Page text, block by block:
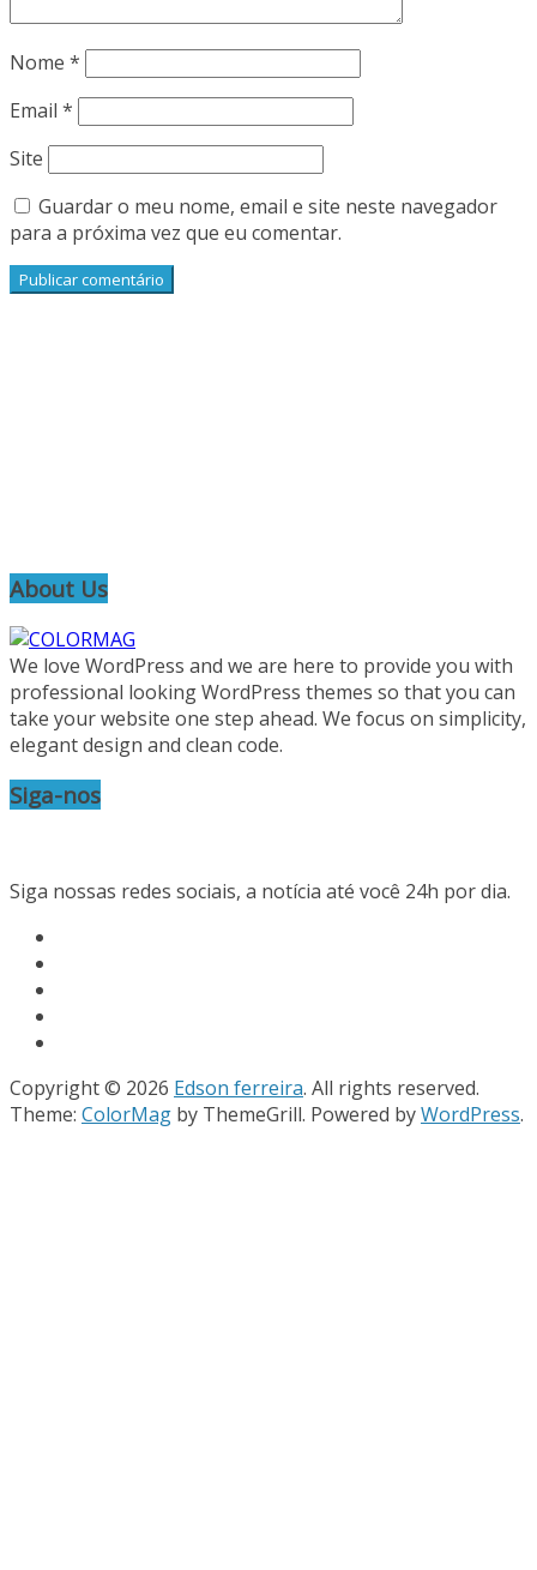
Nome *
Email *
Site
Guardar o meu nome, email e site neste navegador
para a próxima vez que eu comentar.
About Us
We love WordPress and we are here to provide you with
professional looking WordPress themes so that you can
take your website one step ahead. We focus on simplicity,
elegant design and clean code.
Siga-nos
Siga nossas redes sociais, a notícia até você 24h por dia.
Copyright © 2026 Edson ferreira. All rights reserved.
Theme: ColorMag by ThemeGrill. Powered byWordPress.